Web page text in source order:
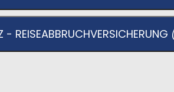
REISEABBRUCHVERSICHERUNG